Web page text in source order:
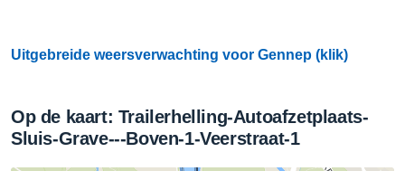
Uitgebreide weersverwachting voor Gennep (klik)
Op de kaart: Trailerhelling-Autoafzetplaats-
Sluis-Grave---Boven-1-Veerstraat-1